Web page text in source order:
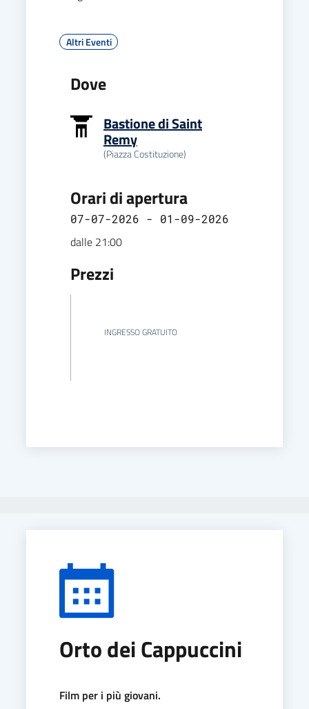
Altri Eventi
Dove
Bastione di Saint
Remy
(Piazza Costituzione)
Orari di apertura
07-07-2026 - 01-09-2026
dalle 21:00
Prezzi
INGRESSO GRATUITO
Orto dei Cappuccini
Film per i più giovani.